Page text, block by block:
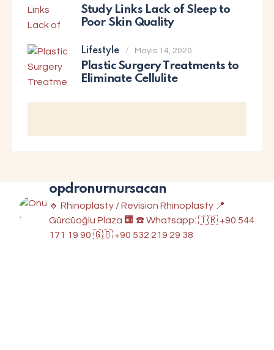
Study Links Lack of Sleep to
Poor Skin Quality
Lifestyle Mayıs 14, 2020
Plastic Surgery Treatments to
Eliminate Cellulite
opdronurnursacan
🔸 Rhinoplasty / Revision Rhinoplasty 📍
Gürcüoğlu Plaza 🏢 ☎️ Whatsapp: 🇹🇷 +90 544
171 19 90 🇬🇧 +90 532 219 29 38